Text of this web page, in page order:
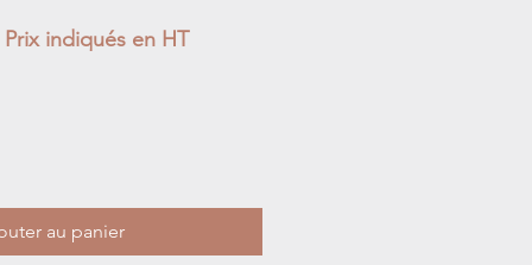
au panier
Prix indiqués en HT